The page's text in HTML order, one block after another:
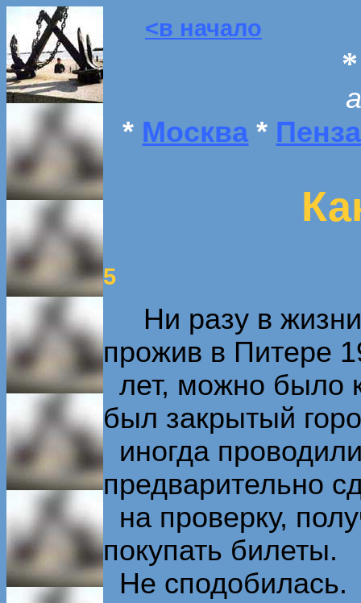
<в начало
* Москва * Пенза
5
Ни разу в жизни
прожив в Питере
лет, можно было
был закрытый
иногда
предварительно
на проверку,
покупать билеты.
Не сподобилась.